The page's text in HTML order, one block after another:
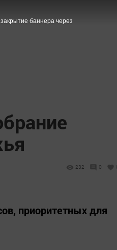
232 0
приоритетных для
баннера через